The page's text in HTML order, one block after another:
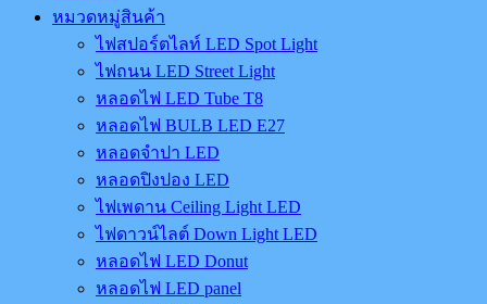
หมวดหมู่สินค้า
ไฟสปอร์ตไลท์ LED Spot Light
ไฟถนน LED Street Light
หลอดไฟ LED Tube T8
หลอดไฟ BULB LED E27
หลอดจำปา LED
หลอดปิงปอง LED
ไฟเพดาน Ceiling Light LED
ไฟดาวน์ไลต์ Down Light LED
หลอดไฟ LED Donut
หลอดไฟ LED panel